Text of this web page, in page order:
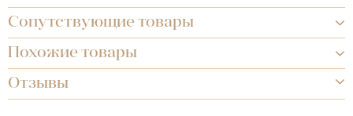
Сопутствующие товары
Похожие товары
Отзывы